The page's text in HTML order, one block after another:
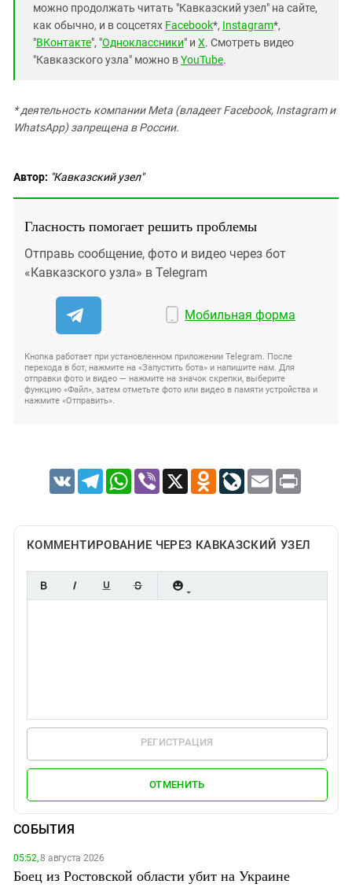
можно продолжать читать "Кавказский узел" на сайте,
как обычно, и в соцсетях Facebook*, Instagram*,
"ВКонтакте", "Одноклассники" и X. Смотреть видео
"Кавказского узла" можно вYouTube.
* деятельность компании Meta (владеет Facebook, Instagram и
WhatsApp) запрещена в России.
Автор: "Кавказский узел"
Гласность помогает решить проблемы
Отправь сообщение, фото и видео через бот
«Кавказского узла» в Telegram
Мобильная форма
Кнопка работает при установленном приложении Telegram. После
перехода в бот, нажмите на «Запустить бота» и напишите нам. Для
отправки фото и видео — нажмите на значок скрепки, выберите
функцию «Файл», затем отметьте фото или видео в памяти устройства и
нажмите «Отправить».
VK TelegramWhatsApp
Viber X Odnoklassniki
LiveJournal
Email Print
КОММЕНТИРОВАНИЕ ЧЕРЕЗ КАВКАЗСКИЙ УЗЕЛ
РЕГИСТРАЦИЯ
ОТМЕНИТЬ
СОБЫТИЯ
05:52,8 августа 2026
Боец из Ростовской области убит на Украине